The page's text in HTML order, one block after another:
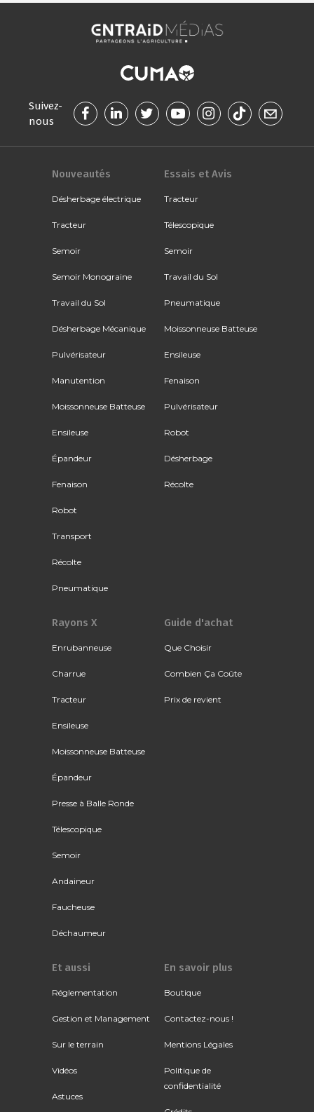
Suivez-
nous
Nouveautés
Désherbage électrique
Tracteur
Semoir
Semoir Monograine
Travail du Sol
Désherbage Mécanique
Pulvérisateur
Manutention
Moissonneuse Batteuse
Ensileuse
Épandeur
Fenaison
Robot
Transport
Récolte
Pneumatique
Essais et Avis
Tracteur
Télescopique
Semoir
Travail du Sol
Pneumatique
Moissonneuse Batteuse
Ensileuse
Fenaison
Pulvérisateur
Robot
Désherbage
Récolte
Rayons X
Enrubanneuse
Charrue
Tracteur
Ensileuse
Moissonneuse Batteuse
Épandeur
Presse à Balle Ronde
Télescopique
Semoir
Andaineur
Faucheuse
Déchaumeur
Guide d'achat
Que Choisir
Combien Ça Coûte
Prix de revient
Et aussi
Réglementation
Gestion et Management
Sur le terrain
Vidéos
Astuces
En savoir plus
Boutique
Contactez-nous !
Mentions Légales
Politique de
confidentialité